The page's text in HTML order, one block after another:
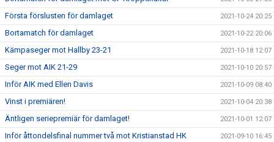
Första förslusten för damlaget 2021-10-24 20:25
Bortamatch för damlaget 2021-10-22 20:06
Kämpaseger mot Hallby 23-21 2021-10-18 12:07
Seger mot AIK 21-29 2021-10-10 20:57
Inför AIK med Ellen Davis 2021-10-09 08:40
Vinst i premiären! 2021-10-04 20:38
Äntligen seriepremiär för damlaget! 2021-10-01 12:07
Inför åttondelsfinal nummer två mot Kristianstad HK 2021-09-10 16:45